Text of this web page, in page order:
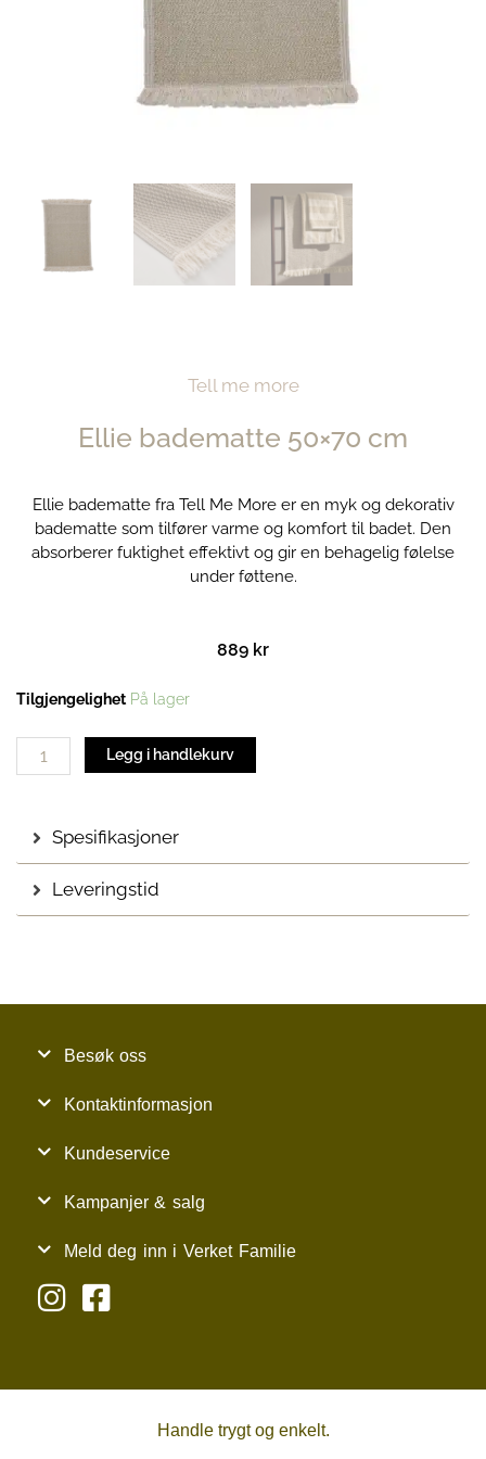
Tell me more
Ellie badematte 50×70 cm
Ellie badematte fra Tell Me More er en myk og dekorativ
badematte som tilfører varme og komfort til badet. Den
absorberer fuktighet effektivt og gir en behagelig følelse
under føttene.
889 kr
Tilgjengelighet På lager
Ellie
cm
Legg i handlekurv
Spesifikasjoner
Leveringstid
Besøk oss
Kontaktinformasjon
Kundeservice
Kampanjer & salg
Meld deg inn i Verket Familie
Handle trygt og enkelt.